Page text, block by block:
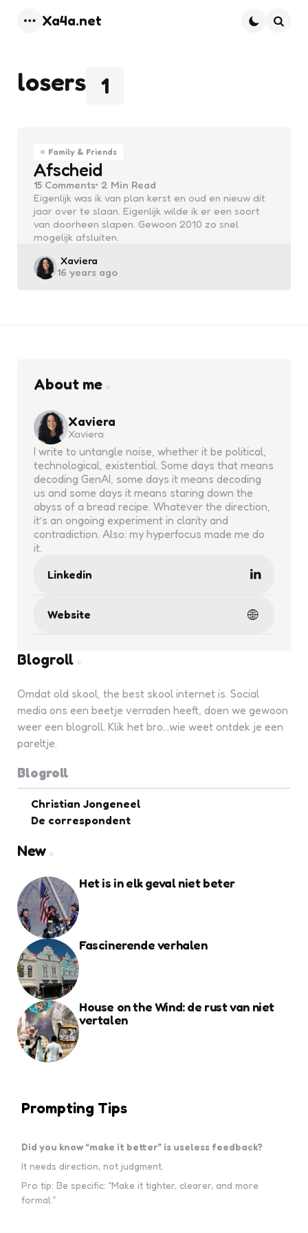
Xa4a.net
1
losers
Family & Friends
Afscheid
15 Comments 2 Min Read
Eigenlijk was ik van plan kerst en oud en nieuw dit
jaar over te slaan. Eigenlijk wilde ik er een soort
van doorheen slapen. Gewoon 2010 zo snel
mogelijk afsluiten.
Posted
by
Xaviera
16 years ago
About me
Xaviera
Xaviera
I write to untangle noise, whether it be political,
technological, existential. Some days that means
decoding GenAI, some days it means decoding
us and some days it means staring down the
abyss of a bread recipe. Whatever the direction,
it’s an ongoing experiment in clarity and
contradiction. Also: my hyperfocus made me do
it.
Linkedin
Website
Blogroll
Omdat old skool, the best skool internet is. Social
media ons een beetje verraden heeft, doen we gewoon
weer een blogroll. Klik het bro...wie weet ontdek je een
pareltje.
Blogroll
Christian Jongeneel
De correspondent
New
Het is in elk geval niet beter
Fascinerende verhalen
House on the Wind: de rust van niet
vertalen
Prompting Tips
Did you know “make it better” is useless feedback?
It needs direction, not judgment.
Pro tip: Be specific: “Make it tighter, clearer, and more
formal.”